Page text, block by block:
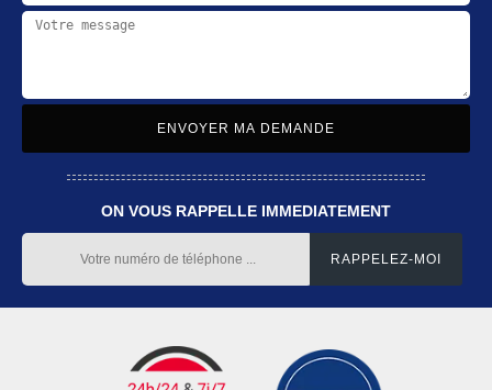
ON VOUS RAPPELLE IMMEDIATEMENT